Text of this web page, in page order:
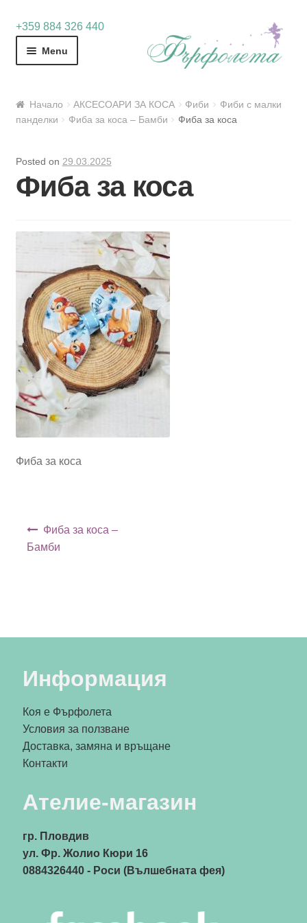
+359 884 326 440
Skip
Skip
Menu
Начало АКСЕСОАРИ ЗА КОСА Фиби
Фиби с малки
панделки
Фиба за коса – Бамби Фиба за коса
Posted on 29.03.2025
Фиба за коса
Фиба за коса
Фиба за коса –
Бамби
Информация
Коя е Фърфолета
Условия за ползване
Доставка, замяна и връщане
Контакти
Ателие-магазин
гр. Пловдив
ул. Фр. Жолио Кюри 16
0884326440- Роси (Вълшебната фея)